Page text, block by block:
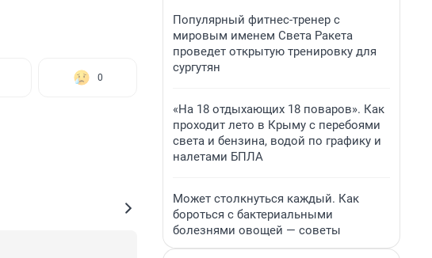
0
Популярный фитнес-тренер с
мировым именем Света Ракета
проведет открытую тренировку для
сургутян
«На 18 отдыхающих 18 поваров». Как
проходит лето в Крыму с перебоями
света и бензина, водой по графику и
налетами БПЛА
Может столкнуться каждый. Как
бороться с бактериальными
болезнями овощей — советы